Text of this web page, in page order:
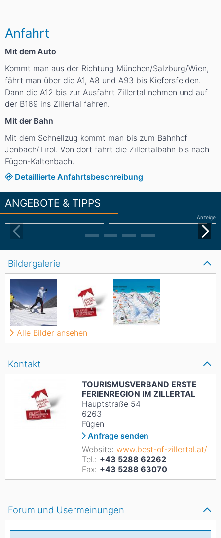
Anfahrt
Mit dem Auto
Kommt man aus der Richtung München/Salzburg/Wien,
fährt man über die A1, A8 und A93 bis Kiefersfelden.
Dann die A12 bis zur Ausfahrt Zillertal nehmen und auf
der B169 ins Zillertal fahren.
Mit der Bahn
Mit dem Schnellzug kommt man bis zum Bahnhof
Jenbach/Tirol. Von dort fährt die Zillertalbahn bis nach
Fügen-Kaltenbach.
Detaillierte Anfahrtsbeschreibung
ANGEBOTE & TIPPS
Anzeige
Kontakt
TOURISMUSVERBAND ERSTE
FERIENREGION IM ZILLERTAL
Hauptstraße 54
6263
Fügen
Anfrage senden
Website: www.best-of-zillertal.at/
Tel.: +43 5288 62262
Fax: +43 5288 63070
Bildergalerie
Alle Bilder ansehen
Forum und Usermeinungen